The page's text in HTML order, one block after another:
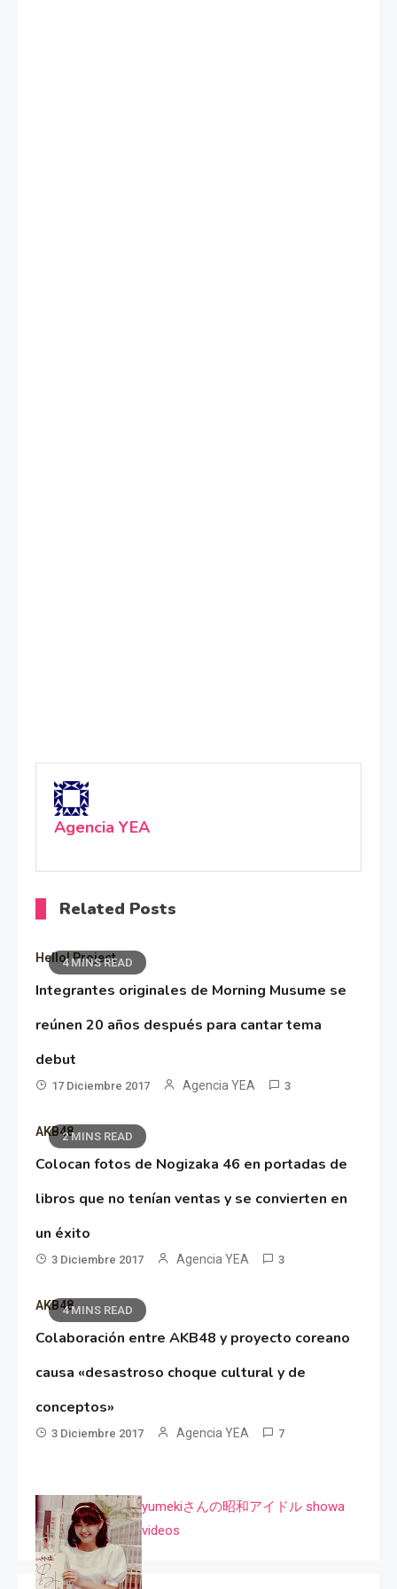
Agencia YEA
Related Posts
4 MINS READ
Hello! Project
Integrantes originales de Morning Musume se
reúnen 20 años después para cantar tema
debut
17 Diciembre 2017 Agencia YEA 3
2 MINS READ
AKB48
Colocan fotos de Nogizaka 46 en portadas de
libros que no tenían ventas y se convierten en
un éxito
3 Diciembre 2017 Agencia YEA 3
4 MINS READ
AKB48
Colaboración entre AKB48 y proyecto coreano
causa «desastroso choque cultural y de
conceptos»
3 Diciembre 2017 Agencia YEA 7
yumekiさんの昭和アイドル showa
videos